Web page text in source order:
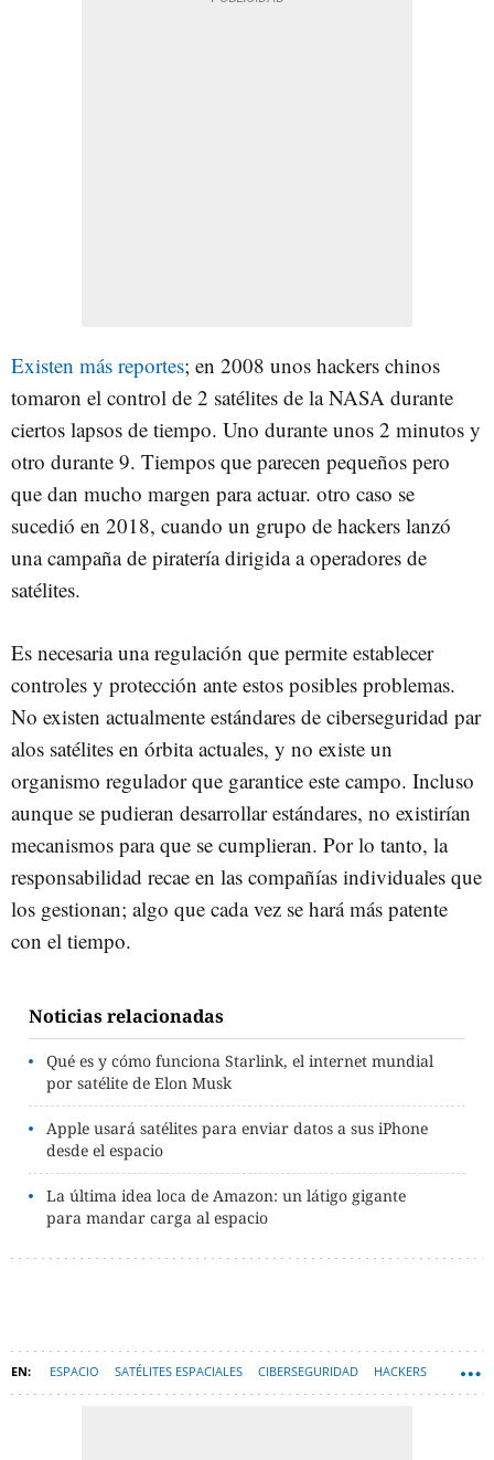
Existen más reportes; en 2008 unos hackers chinos
tomaron el control de 2 satélites de la NASA durante
ciertos lapsos de tiempo. Uno durante unos 2 minutos y
otro durante 9. Tiempos que parecen pequeños pero
que dan mucho margen para actuar. otro caso se
sucedió en 2018, cuando un grupo de hackers lanzó
una campaña de piratería dirigida a operadores de
satélites.
Es necesaria una regulación que permite establecer
controles y protección ante estos posibles problemas.
No existen actualmente estándares de ciberseguridad par
alos satélites en órbita actuales, y no existe un
organismo regulador que garantice este campo. Incluso
aunque se pudieran desarrollar estándares, no existirían
mecanismos para que se cumplieran. Por lo tanto, la
responsabilidad recae en las compañías individuales que
los gestionan; algo que cada vez se hará más patente
con el tiempo.
Noticias relacionadas
Qué es y cómo funciona Starlink, el internet mundial
por satélite de Elon Musk
Apple usará satélites para enviar datos a sus iPhone
desde el espacio
La última idea loca de Amazon: un látigo gigante
para mandar carga al espacio
ESPACIO SATÉLITES ESPACIALES CIBERSEGURIDAD HACKERS